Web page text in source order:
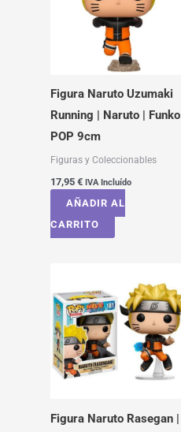
Figura Naruto Uzumaki
Running | Naruto | Funko
POP 9cm
Figuras y Coleccionables
17,95 € IVA Incluído
AÑADIR AL
CARRITO
Figura Naruto Rasegan |